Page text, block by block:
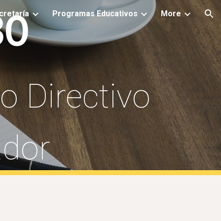
Programas Educativos More
Directivo